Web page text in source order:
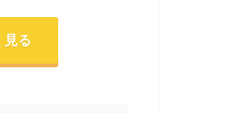
見る